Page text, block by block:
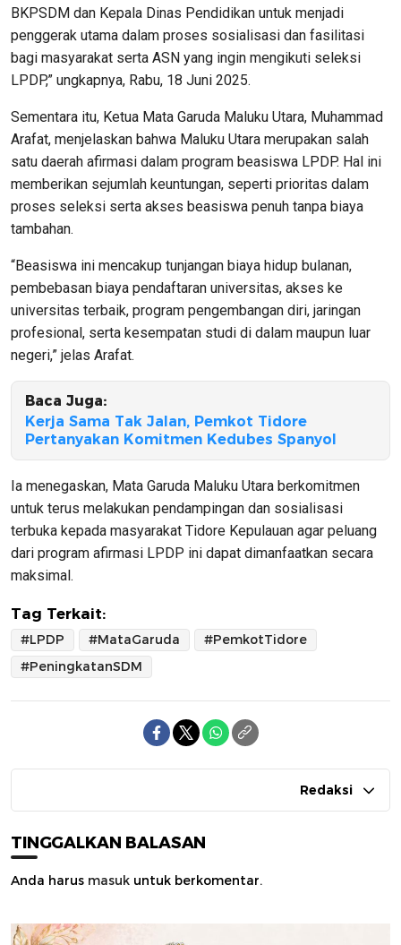
BKPSDM dan Kepala Dinas Pendidikan untuk menjadi
penggerak utama dalam proses sosialisasi dan fasilitasi
bagi masyarakat serta ASN yang ingin mengikuti seleksi
LPDP,” ungkapnya, Rabu, 18 Juni 2025.
Sementara itu, Ketua Mata Garuda Maluku Utara, Muhammad
Arafat, menjelaskan bahwa Maluku Utara merupakan salah
satu daerah afirmasi dalam program beasiswa LPDP. Hal ini
memberikan sejumlah keuntungan, seperti prioritas dalam
proses seleksi serta akses beasiswa penuh tanpa biaya
tambahan.
“Beasiswa ini mencakup tunjangan biaya hidup bulanan,
pembebasan biaya pendaftaran universitas, akses ke
universitas terbaik, program pengembangan diri, jaringan
profesional, serta kesempatan studi di dalam maupun luar
negeri,” jelas Arafat.
Baca Juga:
Kerja Sama Tak Jalan, Pemkot Tidore
Pertanyakan Komitmen Kedubes Spanyol
Ia menegaskan, Mata Garuda Maluku Utara berkomitmen
untuk terus melakukan pendampingan dan sosialisasi
terbuka kepada masyarakat Tidore Kepulauan agar peluang
dari program afirmasi LPDP ini dapat dimanfaatkan secara
maksimal.
Tag Terkait:
#LPDP #MataGaruda
#PemkotTidore
#PeningkatanSDM
Redaksi
TINGGALKAN BALASAN
Anda harus masuk untuk berkomentar.